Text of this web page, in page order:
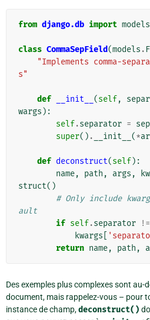
from django.db import models
class CommaSepField(models .
"Implements comma-
s"
def __init__ (self,
wargs ):
self.separator =
super() . __init__ (*
def deconstruct(self):
name, path , args ,
struct()
# Only include
ault
if self.separator !=
kwargs
return name, path ,
Des exemples plus complexes sont au-
document, mais rappelez-vous – pour
instance de champ,deconstruct()